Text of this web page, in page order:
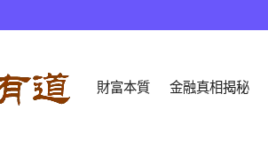
財富本質 金融真相揭秘